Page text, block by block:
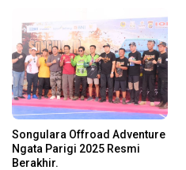
Songulara Offroad Adventure
Ngata Parigi 2025 Resmi
Berakhir.